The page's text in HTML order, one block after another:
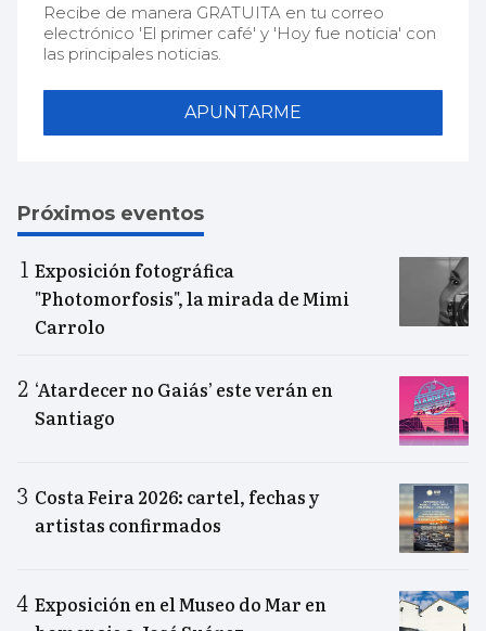
Recibe de manera GRATUITA en tu correo
electrónico 'El primer café' y 'Hoy fue noticia' con
las principales noticias.
APUNTARME
Próximos eventos
Exposición fotográfica
"Photomorfosis", la mirada de Mimi
Carrolo
‘Atardecer no Gaiás’ este verán en
Santiago
Costa Feira 2026: cartel, fechas y
artistas confirmados
Exposición en el Museo do Mar en